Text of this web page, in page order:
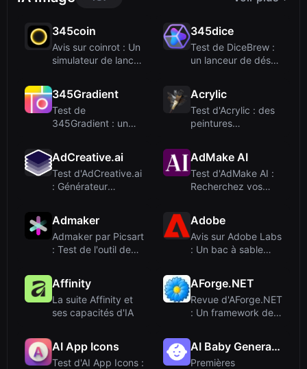
345coin
Avis sur coinrot : Un
simulateur de lancer
345dice
Test de DiceBrew :
un lanceur de dés
345Gradient
Test de
345Gradient : un
Acrylic
Test d'Acrylic : des
peintures
AdCreative.ai
Test d'AdCreative.ai
: Générateur
AdMake AI
Test d'AdMake AI :
Recherchez vos
Admaker
Admaker par Picsart
: Test de l'outil de
Adobe
Avis sur Adobe Labs
: Un bac à sable
Affinity
La suite Affinity et
ses capacités d'IA
AForge.NET
Revue d'AForge.NET
: Un framework de
AI App Icons
Test d'AI App Icons :
AI Baby Generator
Premières